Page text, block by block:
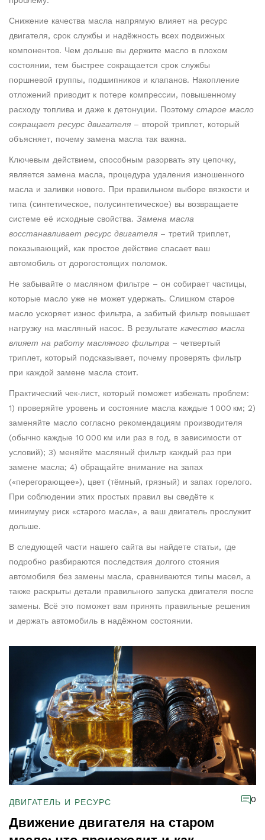
Снижение качества масла напрямую влияет на ресурс
двигателя, срок службы и надёжность всех подвижных
компонентов. Чем дольше вы держите масло в плохом
состоянии, тем быстрее сокращается срок службы
поршневой группы, подшипников и клапанов. Накопление
отложений приводит к потере компрессии, повышенному
расходу топлива и даже к детонуции. Поэтому старое масло
сокращает ресурс двигателя – второй триплет, который
объясняет, почему замена масла так важна.
Ключевым действием, способным разорвать эту цепочку,
является замена масла, процедура удаления изношенного
масла и заливки нового. При правильном выборе вязкости и
типа (синтетическое, полусинтетическое) вы возвращаете
системе её исходные свойства. Замена масла
восстанавливает ресурс двигателя – третий триплет,
показывающий, как простое действие спасает ваш
автомобиль от дорогостоящих поломок.
Не забывайте о масляном фильтре – он собирает частицы,
которые масло уже не может удержать. Слишком старое
масло ускоряет износ фильтра, а забитый фильтр повышает
нагрузку на масляный насос. В результате качество масла
влияет на работу масляного фильтра – четвертый
триплет, который подсказывает, почему проверять фильтр
при каждой замене масла стоит.
Практический чек‑лист, который поможет избежать проблем:
1) проверяйте уровень и состояние масла каждые 1 000 км; 2)
заменяйте масло согласно рекомендациям производителя
(обычно каждые 10 000 км или раз в год, в зависимости от
условий); 3) меняйте масляный фильтр каждый раз при
замене масла; 4) обращайте внимание на запах
(«перегорающее»), цвет (тёмный, грязный) и запах горелого.
При соблюдении этих простых правил вы сведёте к
минимуму риск «старого масла», а ваш двигатель прослужит
дольше.
В следующей части нашего сайта вы найдете статьи, где
подробно разбираются последствия долгого стояния
автомобиля без замены масла, сравниваются типы масел, а
также раскрыты детали правильного запуска двигателя после
замены. Всё это поможет вам принять правильные решения
и держать автомобиль в надёжном состоянии.
ДВИГАТЕЛЬ И РЕСУРС 0
Движение двигателя на старом